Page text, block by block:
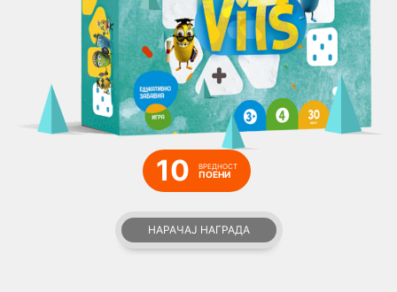
10 ВРЕДНОСТ
ПОЕНИ
НАРАЧАЈ НАГРАДА